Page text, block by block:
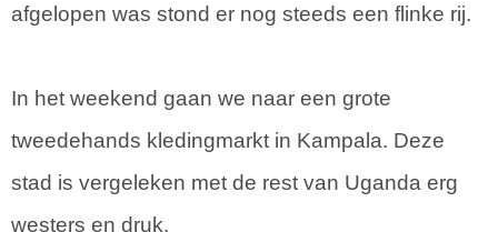
afgelopen was stond er nog steeds een flinke rij.
In het weekend gaan we naar een grote
tweedehands kledingmarkt in Kampala. Deze
stad is vergeleken met de rest van Uganda erg
westers en druk.